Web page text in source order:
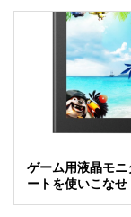
ゲーム用液晶モ
ートを使いこなせ